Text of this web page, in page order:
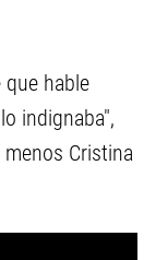
hable
indignaba",
Cristina